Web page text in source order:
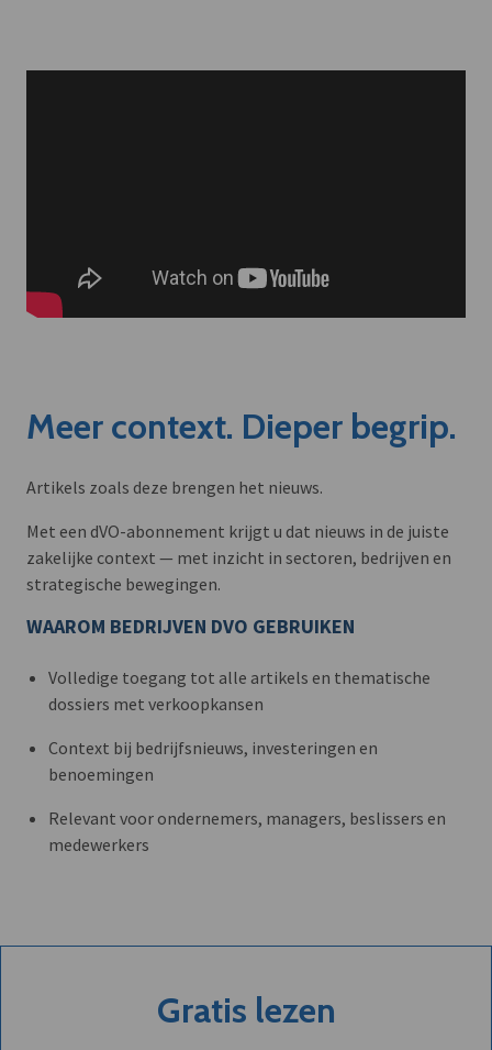
Meer context. Dieper begrip.
Artikels zoals deze brengen het nieuws.
Met een dVO-abonnement krijgt u dat nieuws in de juiste
zakelijke context — met inzicht in sectoren, bedrijven en
strategische bewegingen.
WAAROM BEDRIJVEN DVO GEBRUIKEN
Volledige toegang tot alle artikels en thematische
dossiers met verkoopkansen
Context bij bedrijfsnieuws, investeringen en
benoemingen
Relevant voor ondernemers, managers, beslissers en
medewerkers
Gratis lezen